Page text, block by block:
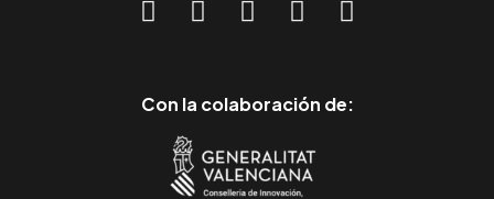
Con la colaboración de: